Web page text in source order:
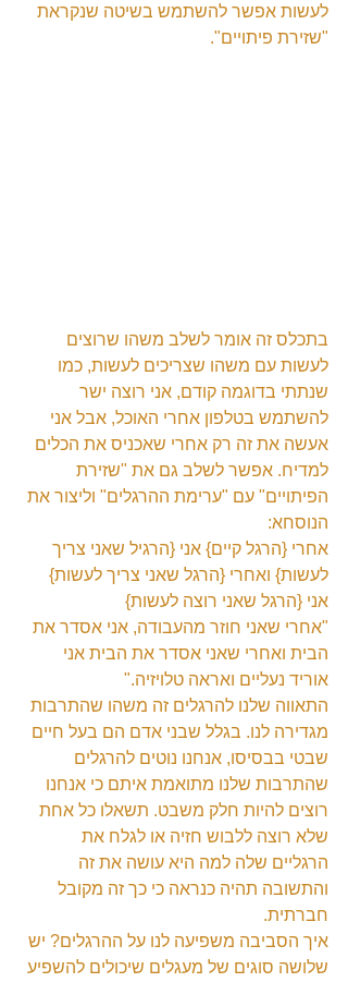
לעשות אפשר להשתמש בשיטה שנקראת
"שזירת פיתויים".
בתכלס זה אומר לשלב משהו שרוצים
לעשות עם משהו שצריכים לעשות, כמו
שנתתי בדוגמה קודם, אני רוצה ישר
להשתמש בטלפון אחרי האוכל, אבל אני
אעשה את זה רק אחרי שאכניס את הכלים
למדיח. אפשר לשלב גם את "שזירת
הפיתויים" עם "ערימת ההרגלים" וליצור את
הנוסחא:
אחרי {הרגל קיים} אני {הרגיל שאני צריך
לעשות} ואחרי {הרגל שאני צריך לעשות}
אני {הרגל שאני רוצה לעשות}
"אחרי שאני חוזר מהעבודה, אני אסדר את
הבית ואחרי שאני אסדר את הבית אני
אוריד נעליים ואראה טלויזיה."
התאווה שלנו להרגלים זה משהו שהתרבות
מגדירה לנו. בגלל שבני אדם הם בעל חיים
שבטי בבסיסו, אנחנו נוטים להרגלים
שהתרבות שלנו מתואמת איתם כי אנחנו
רוצים להיות חלק משבט. תשאלו כל אחת
שלא רוצה ללבוש חזיה או לגלח את
הרגליים שלה למה היא עושה את זה
והתשובה תהיה כנראה כי כך זה מקובל
חברתית.
איך הסביבה משפיעה לנו על ההרגלים? יש
שלושה סוגים של מעגלים שיכולים להשפיע